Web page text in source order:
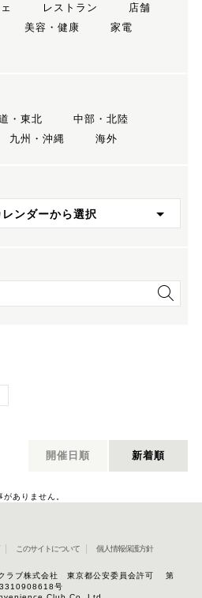
レストラン
店舗
美容・健康
家電
・東北
中部・北陸
九州・沖縄 海外
レンダーから選択
開催日順 新着順
がありません。
このサイトについて 個人情報保護方針
クラブ株式会社 東京都公安委員会許可 第
号